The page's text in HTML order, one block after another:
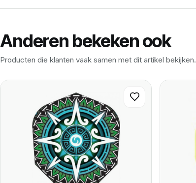
Anderen bekeken ook
Producten die klanten vaak samen met dit artikel bekijken.